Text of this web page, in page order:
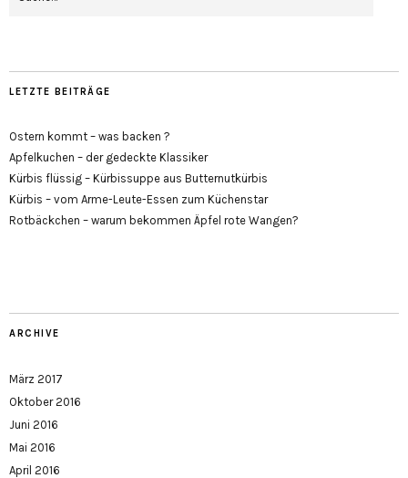
LETZTE BEITRÄGE
Ostern kommt – was backen ?
Apfelkuchen – der gedeckte Klassiker
Kürbis flüssig – Kürbissuppe aus Butternutkürbis
Kürbis – vom Arme-Leute-Essen zum Küchenstar
Rotbäckchen – warum bekommen Äpfel rote Wangen?
ARCHIVE
März 2017
Oktober 2016
Juni 2016
Mai 2016
April 2016